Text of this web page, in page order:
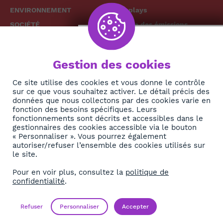
ENVIRONNEMENT
SOCIÉTÉ
DIASPORA
REJOIGNEZ-NOUS
Replays
Grille des émissions
À propos
Politique de confidentialité
The African
News Hub
NEWSLETTER
S'abonner
Gestion des cookies
Ce site utilise des cookies et vous donne le contrôle
sur ce que vous souhaitez activer. Le détail précis des
données que nous collectons par des cookies varie en
fonction des besoins spécifiques. Leurs
fonctionnements sont décrits et accessibles dans le
gestionnaires des cookies accessible via le bouton
« Personnaliser ». Vous pourrez également
autoriser/refuser l’ensemble des cookies utilisés sur
le site.
Pour en voir plus, consultez la politique de
confidentialité.
Refuser Personnaliser Accepter